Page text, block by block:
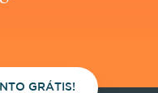
GRÁTIS!